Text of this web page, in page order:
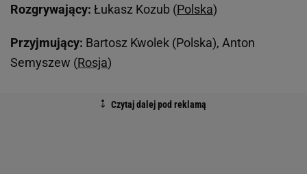
Rozgrywający: Łukasz Kozub (Polska)
Przyjmujący: Bartosz Kwolek (Polska), Anton
Semyszew (Rosja)